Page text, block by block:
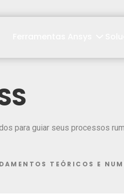
para guiar seus processos
TEÓRICOS E